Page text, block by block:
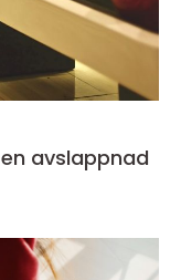
avslappnad